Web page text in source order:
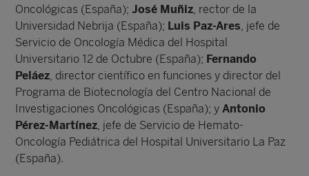
Oncológicas (España);José Muñiz , rector de la
Universidad Nebrija (España); Luis Paz-Ares , jefe de
Servicio de Oncología Médica del Hospital
Universitario 12 de Octubre (España); Fernando
Peláez , director científico en funciones y director del
Programa de Biotecnología del Centro Nacional de
Investigaciones Oncológicas (España); y Antonio
Pérez-Martínez , jefe de Servicio de Hemato-
Oncología Pediátrica del Hospital Universitario La Paz
(España).